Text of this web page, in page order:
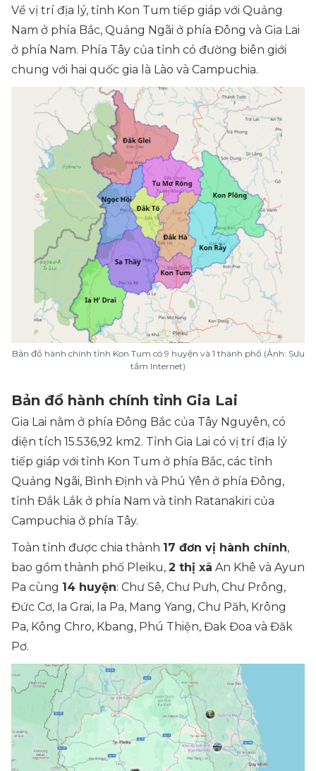
Về vị trí địa lý, tỉnh Kon Tum tiếp giáp với Quảng
Nam ở phía Bắc, Quảng Ngãi ở phía Đông và Gia Lai
ở phía Nam. Phía Tây của tỉnh có đường biên giới
chung với hai quốc gia là Lào và Campuchia.
Bản đồ hành chính tỉnh Kon Tum có 9 huyện và 1 thành phố (Ảnh: Sưu
tầm Internet)
Bản đồ hành chính tỉnh Gia Lai
Gia Lai nằm ở phía Đông Bắc của Tây Nguyên, có
diện tích 15.536,92 km2. Tỉnh Gia Lai có vị trí địa lý
tiếp giáp với tỉnh Kon Tum ở phía Bắc, các tỉnh
Quảng Ngãi, Bình Định và Phú Yên ở phía Đông,
tỉnh Đắk Lắk ở phía Nam và tỉnh Ratanakiri của
Campuchia ở phía Tây.
Toàn tỉnh được chia thành 17 đơn vị hành chính,
bao gồm thành phố Pleiku, 2 thị xã An Khê và Ayun
Pa cùng 14 huyện: Chư Sê, Chư Pưh, Chư Prông,
Đức Cơ, Ia Grai, Ia Pa, Mang Yang, Chư Păh, Krông
Pa, Kông Chro, Kbang, Phú Thiện, Đak Đoa và Đăk
Pơ.